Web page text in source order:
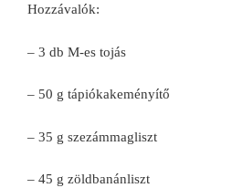
Hozzávalók:
– 3 db M-es tojás
– 50 g tápiókakeményítő
– 35 g szezámmagliszt
– 45 g zöldbanánliszt